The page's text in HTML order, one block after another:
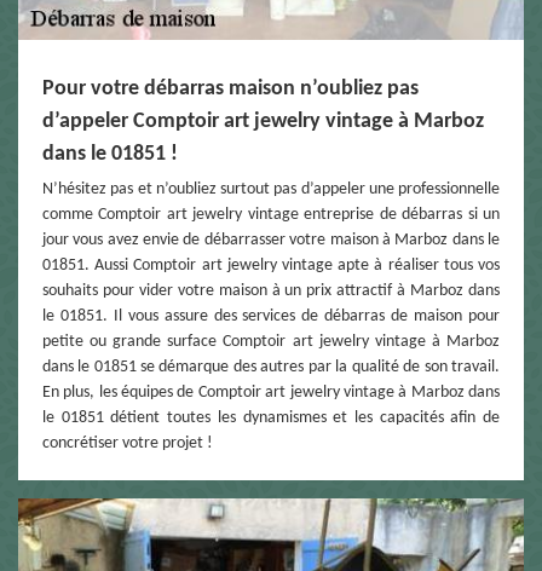
Pour votre débarras maison n’oubliez pas
d’appeler Comptoir art jewelry vintage à Marboz
dans le 01851 !
N’hésitez pas et n’oubliez surtout pas d’appeler une professionnelle
comme Comptoir art jewelry vintage entreprise de débarras si un
jour vous avez envie de débarrasser votre maison à Marboz dans le
01851. Aussi Comptoir art jewelry vintage apte à réaliser tous vos
souhaits pour vider votre maison à un prix attractif à Marboz dans
le 01851. Il vous assure des services de débarras de maison pour
petite ou grande surface Comptoir art jewelry vintage à Marboz
dans le 01851 se démarque des autres par la qualité de son travail.
En plus, les équipes de Comptoir art jewelry vintage à Marboz dans
le 01851 détient toutes les dynamismes et les capacités afin de
concrétiser votre projet !